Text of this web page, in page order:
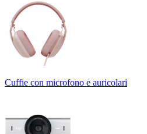
Cuffie con microfono e auricolari